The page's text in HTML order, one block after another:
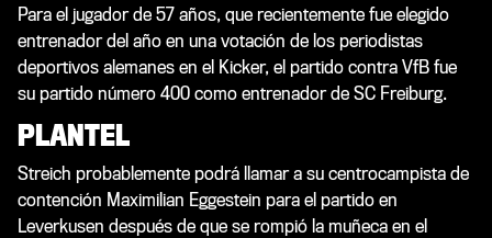
Para el jugador de 57 años, que recientemente fue elegido
entrenador del año en una votación de los periodistas
deportivos alemanes en el Kicker, el partido contra VfB fue
su partido número 400 como entrenador de SC Freiburg.
PLANTEL
Streich probablemente podrá llamar a su centrocampista de
contención Maximilian Eggestein para el partido en
Leverkusen después de que se rompió la muñeca en el